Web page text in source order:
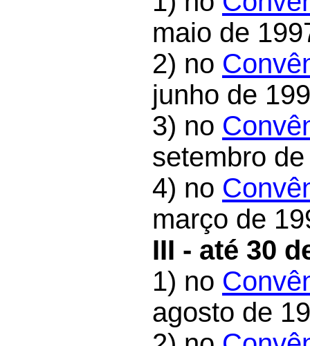
maio de
2) no
junho de
3) no
setembro
4) no
março de
III - até 30
1) no
agosto de